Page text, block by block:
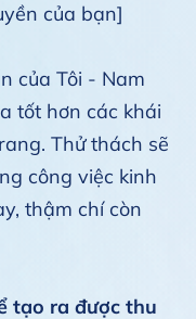
của bạn]
của Tôi - Nam
tốt hơn các khái
Thử thách sẽ
công việc kinh
thậm chí còn
tạo ra được thu